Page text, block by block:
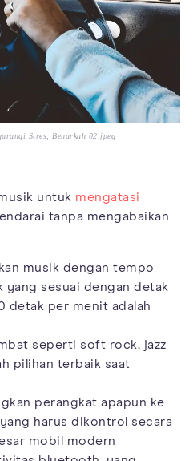
Stres, Benarkah 02.jpeg
untuk mengatasi
tanpa mengabaikan
musik dengan tempo
yang sesuai dengan detak
detak per menit adalah
seperti soft rock, jazz
pilihan terbaik saat
perangkat apapun ke
harus dikontrol secara
mobil modern